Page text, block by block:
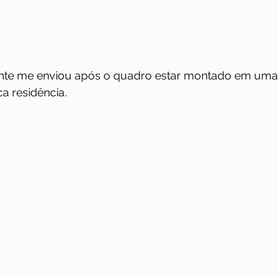
me enviou após o quadro estar montado em uma
residência.